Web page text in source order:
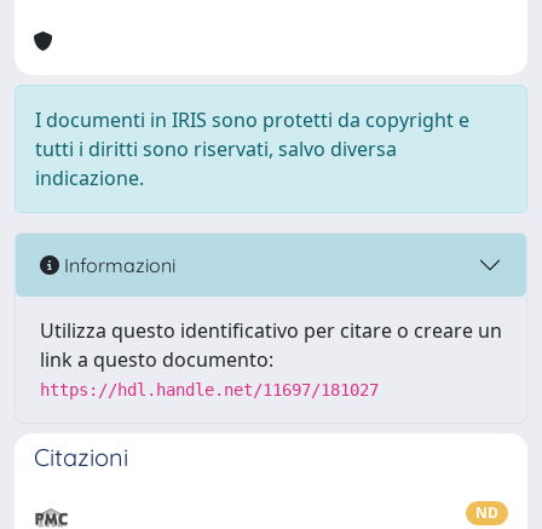
I documenti in IRIS sono protetti da copyright e
tutti i diritti sono riservati, salvo diversa
indicazione.
Informazioni
Utilizza questo identificativo per citare o creare un
link a questo documento:
https://hdl.handle.net/11697/181027
Citazioni
ND